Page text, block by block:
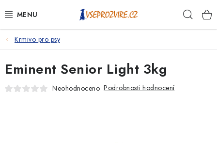
na
PSI
KOČKY
KONĚ
Krmivo pro psy
Eminent Senior Light 3kg
Neohodnoceno Podrobnosti hodnocení